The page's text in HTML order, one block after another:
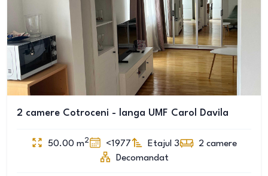
2 camere Cotroceni - langa UMF Carol Davila
50.00 m2 <1977 Etajul 3 2 camere
Decomandat